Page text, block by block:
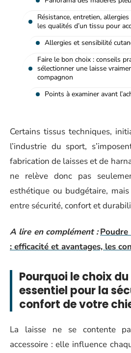
Résistance, entretien,
les qualités d’un tissu pour
Allergies et sensibilité
Faire le bon choix : conseils
sélectionner une laisse
compagnon
Points à examiner avant
Certains tissus techniques,
l’industrie du sport,
fabrication de laisses et de
ne relève donc pas
esthétique ou budgétaire,
entre sécurité, confort et
A lire en complément :
: efficacité et avantages, les
Pourquoi le choix
essentiel pour la
confort de votre
La laisse ne se contente
accessoire : elle influence